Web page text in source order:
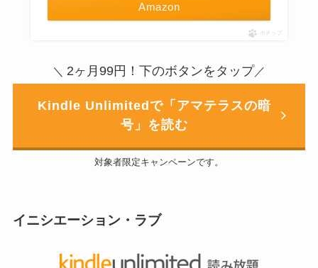
Amazon
ポチップ
＼ 2ヶ月99円！下のボタンをタップ／
Kindle Unlimitedで「アマテラスの暗
号」を読む
対象者限定キャンペーンです。
イニシエーション・ラブ